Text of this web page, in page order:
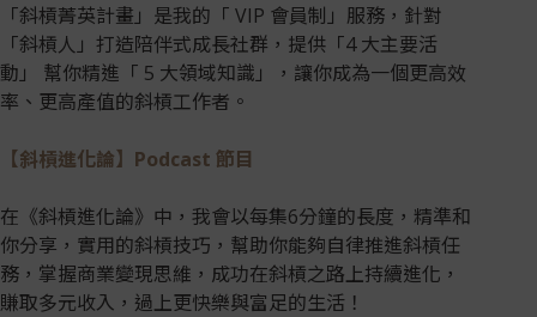
「斜槓菁英計畫」是我的「 VIP 會員制」服務，針對
「斜槓人」打造陪伴式成長社群，提供「4 大主要活
動」 幫你精進「 5 大領域知識」，讓你成為一個更高效
率、更高產值的斜槓工作者。
【斜槓進化論】Podcast 節目
在《斜槓進化論》中，我會以每集6分鐘的長度，精準和
你分享，實用的斜槓技巧，幫助你能夠自律推進斜槓任
務，掌握商業變現思維，成功在斜槓之路上持續進化，
賺取多元收入，過上更快樂與富足的生活！